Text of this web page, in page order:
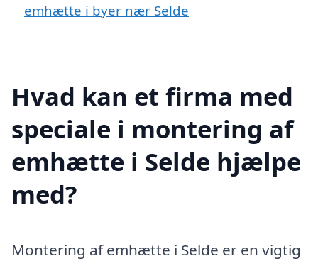
emhætte i byer nær Selde
Hvad kan et firma med
speciale i montering af
emhætte i Selde hjælpe
med?
Montering af emhætte i Selde er en vigtig